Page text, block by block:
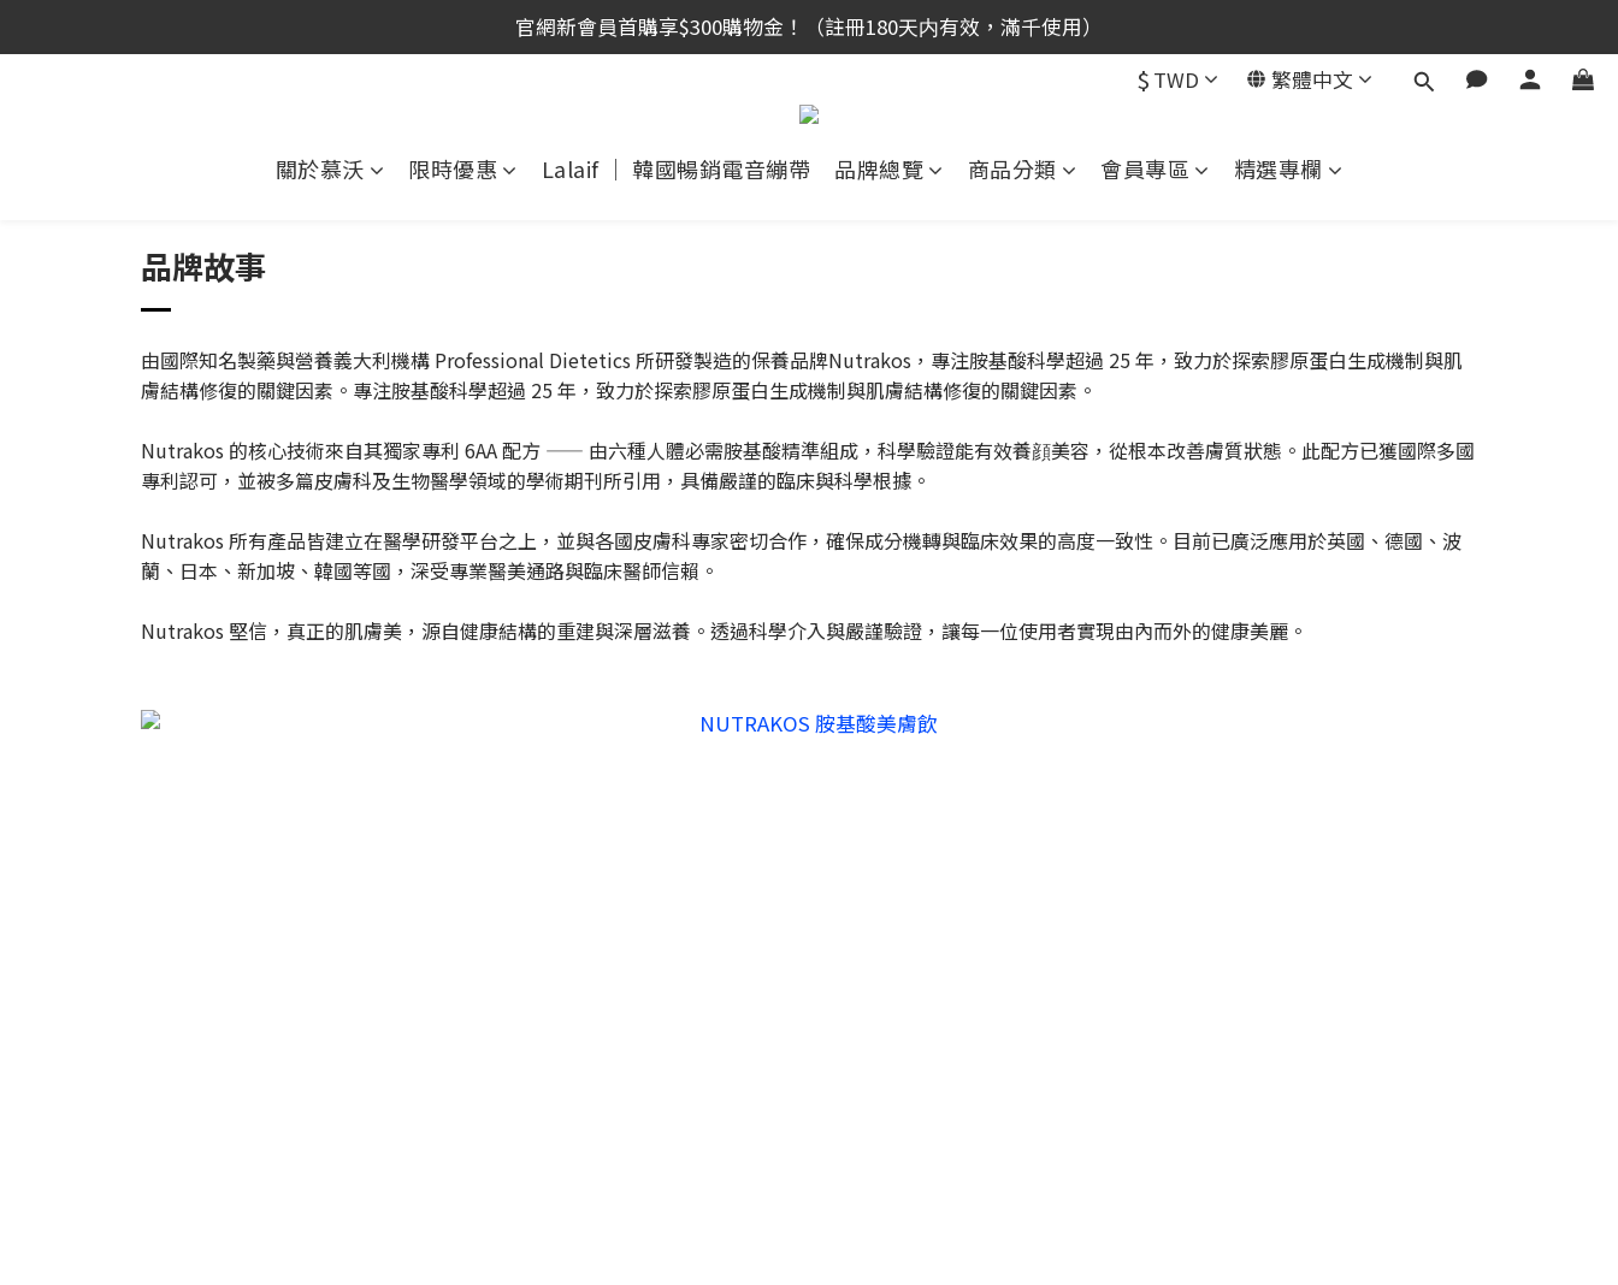
官網新會員首購享$300購物金！（註冊180天内有效，滿千使用）
官網新會員首購享$300購物金！（註冊180天内有效，滿千使用）
$ TWD 繁體中文
關於慕沃 限時優惠 Lalaif ｜ 韓國暢銷電音繃帶 品牌總覽 商品分類 會員專區 精選專欄
品牌故事
由國際知名製藥與營養義大利機構 Professional Dietetics 所研發製造的保養品牌Nutrakos，專注胺基酸科學超過 25 年，致力於探索膠原蛋白生成機制與肌
膚結構修復的關鍵因素。專注胺基酸科學超過 25 年，致力於探索膠原蛋白生成機制與肌膚結構修復的關鍵因素。
Nutrakos 的核心技術來自其獨家專利 6AA 配方 —— 由六種人體必需胺基酸精準組成，科學驗證能有效養顔美容，從根本改善膚質狀態。此配方已獲國際多國
專利認可，並被多篇皮膚科及生物醫學領域的學術期刊所引用，具備嚴謹的臨床與科學根據。
Nutrakos 所有產品皆建立在醫學研發平台之上，並與各國皮膚科專家密切合作，確保成分機轉與臨床效果的高度一致性。目前已廣泛應用於英國、德國、波
蘭、日本、新加坡、韓國等國，深受專業醫美通路與臨床醫師信賴。
Nutrakos 堅信，真正的肌膚美，源自健康結構的重建與深層滋養。透過科學介入與嚴謹驗證，讓每一位使用者實現由內而外的健康美麗。